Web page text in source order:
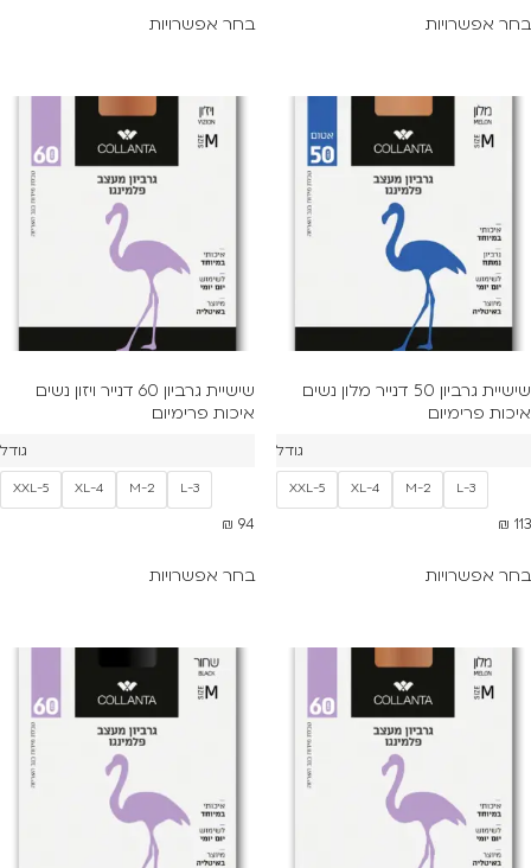
בחר אפשרויות בחר אפשרויות
שישיית גרביון 50 דנייר מלון נשים
איכות פרימיום
גודל
L-3
M-2
XL-4
XXL-5
₪ 113
בחר אפשרויות
שישיית גרביון 60 דנייר ויזון נשים
איכות פרימיום
גודל
L-3
M-2
XL-4
XXL-5
₪ 94
בחר אפשרויות